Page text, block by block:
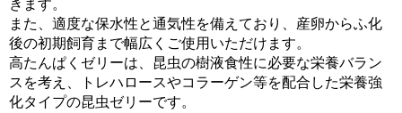
きます。
また、適度な保水性と通気性を備えており、産卵からふ化
後の初期飼育まで幅広くご使用いただけます。
高たんぱくゼリーは、昆虫の樹液食性に必要な栄養バラン
スを考え、トレハロースやコラーゲン等を配合した栄養強
化タイプの昆虫ゼリーです。